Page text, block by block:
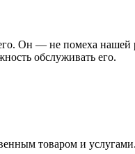
Он — не помеха
обслуживать его.
товаром и услугами.